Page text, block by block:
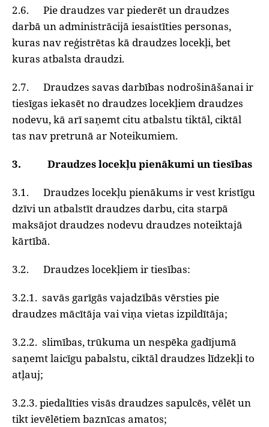
2.6. Pie draudzes var piederēt un draudzes
darbā un administrācijā iesaistīties personas,
kuras nav reģistrētas kā draudzes locekļi, bet
kuras atbalsta draudzi.
2.7. Draudzes savas darbības nodrošināšanai ir
tiesīgas iekasēt no draudzes locekļiem draudzes
nodevu, kā arī saņemt citu atbalstu tiktāl, ciktāl
tas nav pretrunā ar Noteikumiem.
3. Draudzes locekļu pienākumi un tiesības
3.1. Draudzes locekļu pienākums ir vest kristīgu
dzīvi un atbalstīt draudzes darbu, cita starpā
maksājot draudzes nodevu draudzes noteiktajā
kārtībā.
3.2. Draudzes locekļiem ir tiesības:
3.2.1. savās garīgās vajadzībās vērsties pie
draudzes mācītāja vai viņa vietas izpildītāja;
3.2.2. slimības, trūkuma un nespēka gadījumā
saņemt laicīgu pabalstu, ciktāl draudzes līdzekļi to
atļauj;
3.2.3. piedalīties visās draudzes sapulcēs, vēlēt un
tikt ievēlētiem baznīcas amatos;